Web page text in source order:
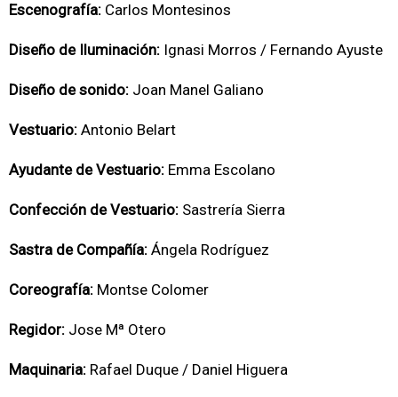
Escenografía: Carlos Montesinos
Diseño de Iluminación: Ignasi Morros / Fernando Ayuste
Diseño de sonido: Joan Manel Galiano
Vestuario: Antonio Belart
Ayudante de Vestuario: Emma Escolano
Confección de Vestuario: Sastrería Sierra
Sastra de Compañía: Ángela Rodríguez
Coreografía: Montse Colomer
Regidor: Jose Mª Otero
Maquinaria: Rafael Duque / Daniel Higuera